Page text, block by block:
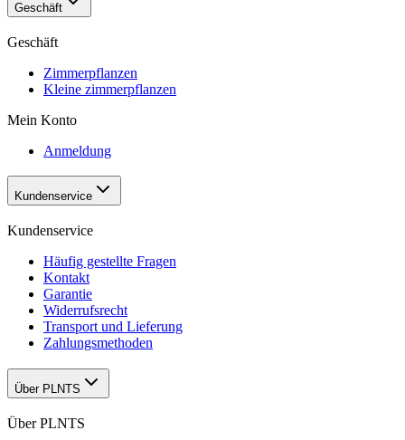
Geschäft
Geschäft
Zimmerpflanzen
Kleine zimmerpflanzen
Mein Konto
Anmeldung
Kundenservice
Kundenservice
Häufig gestellte Fragen
Kontakt
Garantie
Widerrufsrecht
Transport und Lieferung
Zahlungsmethoden
Über PLNTS
Über PLNTS